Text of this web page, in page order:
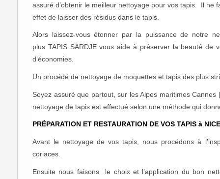
assuré d’obtenir le meilleur nettoyage pour vos tapis. Il
effet de laisser des résidus dans le tapis.
Alors laissez-vous étonner par la puissance de notre
plus TAPIS SARDJE vous aide à préserver la beauté
d’économies.
Un procédé de nettoyage de moquettes et tapis des plus
Soyez assuré que partout, sur les Alpes maritimes
nettoyage de tapis est effectué selon une méthode qui
PRÉPARATION ET RESTAURATION DE VOS TAPIS à
Avant le nettoyage de vos tapis, nous procédons à
coriaces.
Ensuite nous faisons le choix et l’application du bon